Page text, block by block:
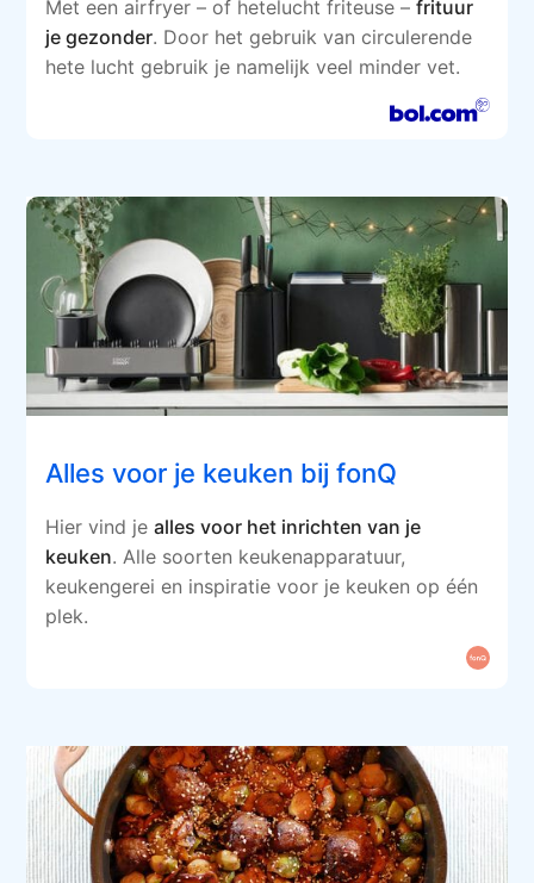
Met een airfryer – of hetelucht friteuse –frituur
je gezonder. Door het gebruik van circulerende
hete lucht gebruik je namelijk veel minder vet.
Alles voor je keuken bij fonQ
Hier vind jealles voor het inrichten van je
keuken. Alle soorten keukenapparatuur,
keukengerei en inspiratie voor je keuken op één
plek.